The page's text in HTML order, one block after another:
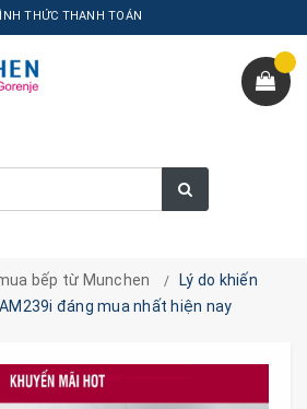
THỨC THANH TOÁN
bếp từ Munchen
Lý do khiến
đáng mua nhất hiện nay